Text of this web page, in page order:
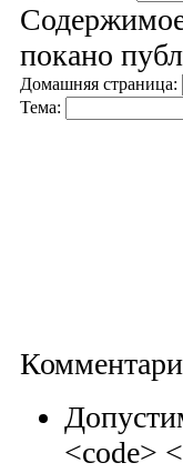
покано
Домашняя страница:
Тема:
<code>